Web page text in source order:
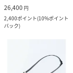
26,400 円
2,400ポイント(10%ポイント
バック)